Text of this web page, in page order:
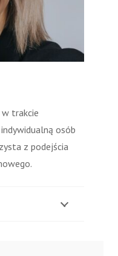
trakcie
osób
z podejścia